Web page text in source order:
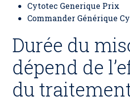
Cytotec Generique Prix
Commander Générique
Durée du
dépend de
du